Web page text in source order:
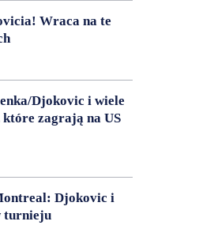
Wraca na te
Djokovic i wiele
zagrają na US
Djokovic i
turnieju